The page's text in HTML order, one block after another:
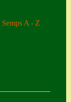
Erster Umgang
Home
Semps A - Z